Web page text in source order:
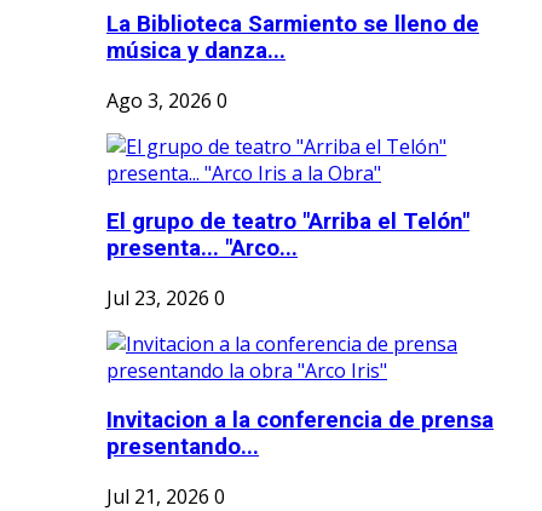
La Biblioteca Sarmiento se lleno de
música y danza...
Ago 3, 2026 0
El grupo de teatro "Arriba el Telón"
presenta... "Arco...
Jul 23, 2026 0
Invitacion a la conferencia de prensa
presentando...
Jul 21, 2026 0